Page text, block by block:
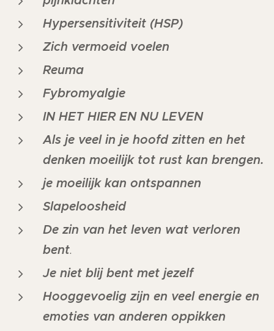
Hypersensitiviteit (HSP)
Zich vermoeid voelen
Reuma
Fybromyalgie
IN HET HIER EN NU LEVEN
Als je veel in je hoofd zitten en het
denken moeilijk tot rust kan brengen.
je moeilijk kan ontspannen
Slapeloosheid
De zin van het leven wat verloren
bent.
Je niet blij bent met jezelf
Hooggevoelig zijn en veel energie en
emoties van anderen oppikken